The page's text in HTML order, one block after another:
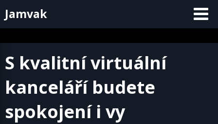
toJamvak
S kvalitní virtuální
kanceláří budete
spokojení i vy